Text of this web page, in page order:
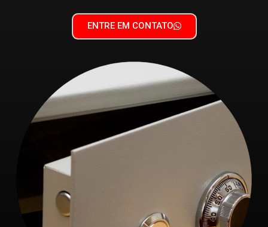
ENTRE EM CONTATO